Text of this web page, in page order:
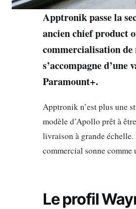
Apptronik passe la
ancien chief product
commercialisation de
s’accompagne
Paramount+.
Apptronik n’est plus une
modèle d’Apollo prêt à
livraison à grande
commercial sonne
Le profil